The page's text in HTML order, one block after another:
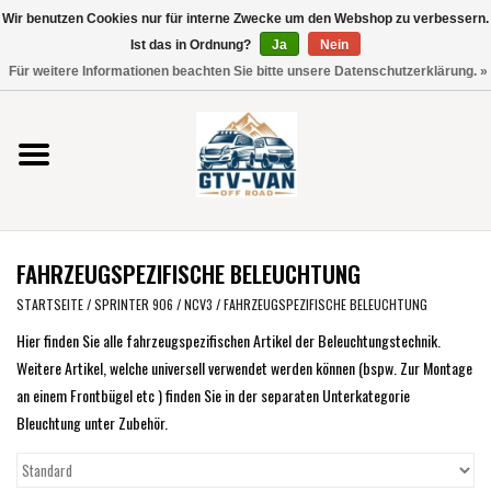
Verwende
die
nach
oben
und
unten,
verfügbare
Ergebnis
auszuwählen.
Drücke
Vito / V-Klasse 447
Viano /Vito 639
VW T7 2025
VW T6
VW T5
VW CRAFTER / MAN TGE
FAHRZEUGSPEZIFISCHE BELEUCHTUNG
STARTSEITE/SPRINTER 906 / NCV3 /FAHRZEUGSPEZIFISCHE BELEUCHTUNG
Hier finden Sie alle fahrzeugspezifischen Artikel der Beleuchtungstechnik.
Weitere Artikel, welche universell verwendet werden können (bspw. Zur Montage
an einem Frontbügel etc ) finden Sie in der separaten Unterkategorie
Bleuchtung unter Zubehör.
Wir benutzen Cookies nur für interne Zwecke um den Webshop zu verbessern.
Ist das in Ordnung?
Ja
Nein
Für weitere Informationen beachten Sie bitte unsere Datenschutzerklärung. »